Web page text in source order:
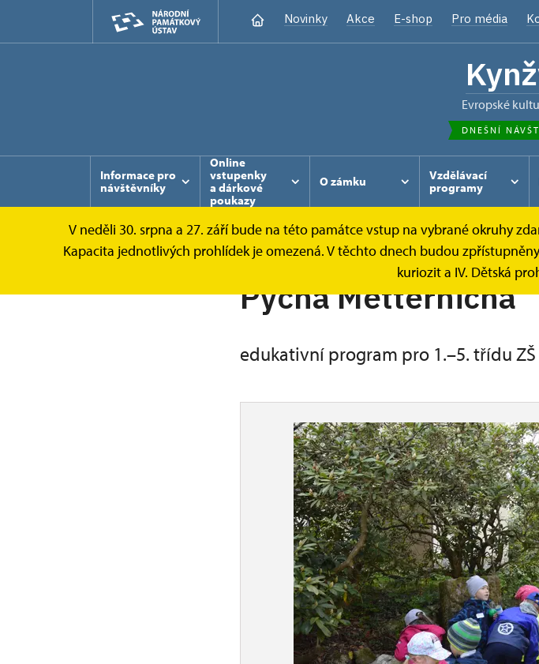
Novinky Akce E-shop Pro média
Evropské
DNEŠNÍ
Informace pro
návštěvníky
Online
vstupenky
a dárkové
poukazy
O zámku
Vzdělávací
programy
V neděli 30. srpna a 27. září bude na této památce vstup na vybrané okruhy
Kapacita jednotlivých prohlídek je omezená. V těchto dnech budou
kuriozit a IV. Dětská
Pýcha Metternicha
edukativní program pro 1.–5. třídu ZŠ